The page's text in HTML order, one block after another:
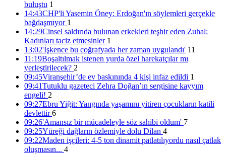
buluştu 1
14:43CHP'li Yasemin Öney: Erdoğan'ın söylemleri gerçekle
bağdaşmıyor 1
14:29Cinsel saldırıda bulunan erkekleri teşhir eden Zuhal:
Kadınları taciz etmesinler 1
13:02'İşkence bu coğrafyada her zaman uygulandı' 11
11:19Boşaltılmak istenen yurda özel harekatçılar mı
yerleştirilecek? 2
09:45Viranşehir’de ev baskınında 4 kişi infaz edildi 1
09:41Tutuklu gazeteci Zehra Doğan’ın sergisine kayyım
engeli! 2
09:27Ebru Yiğit: Yangında yaşamını yitiren çocukların katili
devlettir6
09:26'Amansız bir mücadeleyle söz sahibi oldum' 7
09:25Yüreği dağların özlemiyle dolu Dilan 4
09:22Maden işçileri: 4-5 ton dinamit patlatılıyordu nasıl çatlak
oluşmasın... 4